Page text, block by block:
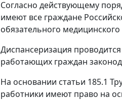
Согласно действующему
имеют все граждане
обязательного медицинского
Диспансеризация
работающих граждан
На основании статьи 185.1
работники имеют право на